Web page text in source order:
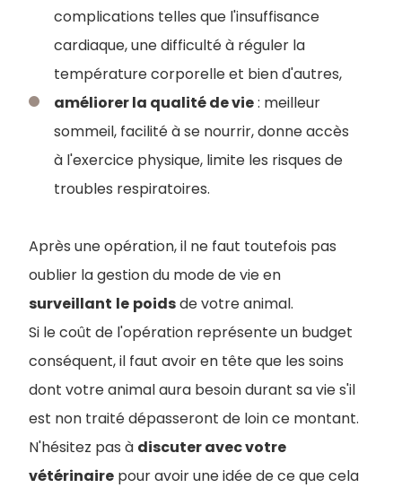
complications telles que l'insuffisance
cardiaque, une difficulté à réguler la
température corporelle et bien d'autres,
améliorer la qualité de vie: meilleur
sommeil, facilité à se nourrir, donne accès
à l'exercice physique, limite les risques de
troubles respiratoires.
Après une opération, il ne faut toutefois pas
oublier la gestion du mode de vie en
surveillant le poidsde votre animal.
Si le coût de l'opération représente un budget
conséquent, il faut avoir en tête que les soins
dont votre animal aura besoin durant sa vie s'il
est non traité dépasseront de loin ce montant.
N'hésitez pas à discuter avec votre
vétérinaire pour avoir une idée de ce que cela